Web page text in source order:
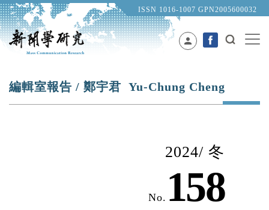
ISSN 1016-1007 GPN2005600032
person
編輯室報告 / 鄭宇君 Yu-Chung Cheng
2024/ 冬
No. 158